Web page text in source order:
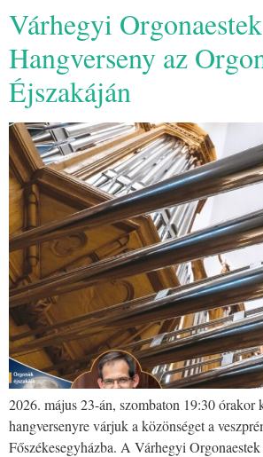
Várhegyi
Hangverseny az
Éjszakáján
2026. május 23-án, szombaton 19:30 órakor
hangversenyre várjuk a közönséget a
Főszékesegyházba. A Várhegyi